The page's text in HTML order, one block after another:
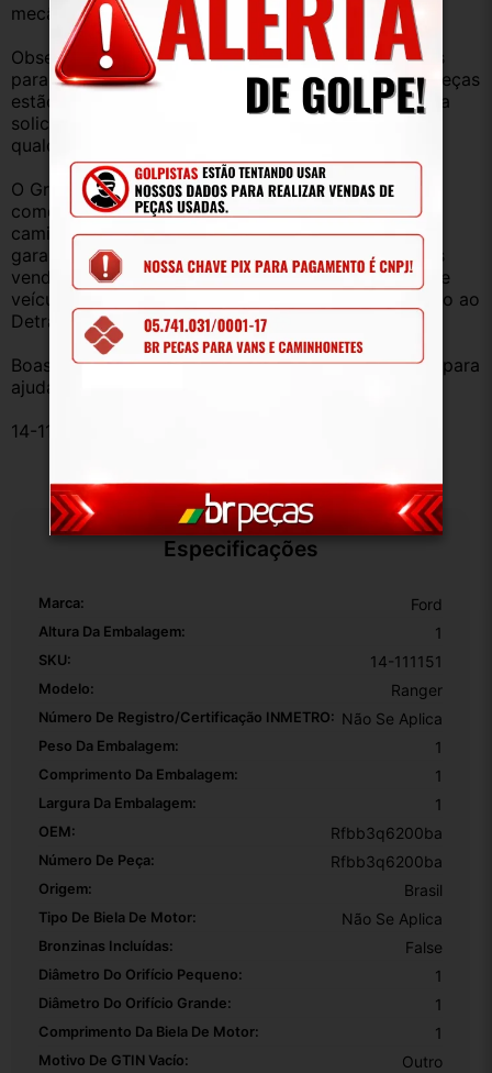
mecânica, lataria, acessórios, entre outros.
Observação: Considerando que recebemos veículos
para retirada de peças diariamente, nem todas as peças
estão anunciadas, desta forma, fique à vontade para
solicitar qualquer peça, de qualquer veículo, em
qualquer um de nossos anúncios.
O Grupo Br Truck Peças está há 25 anos
comercializando peças para caminhões, vans,
caminhonetes, automóveis e utilitários. Todas com
garantia de procedência e funcionamento. Produtos
vendidos somente com Nota Fiscal e proveniente de
veículo sucata – TODOS devidamente baixados junto ao
Detran.
Boas compras e sempre que precisar estamos aqui para
ajudar!
14-111151
Especificações
Marca: Ford
Altura Da Embalagem: 1
SKU: 14-111151
Modelo: Ranger
Número De Registro/certificação INMETRO: Não Se Aplica
Peso Da Embalagem: 1
Comprimento Da Embalagem: 1
Largura Da Embalagem: 1
OEM: Rfbb3q6200ba
Número De Peça: Rfbb3q6200ba
Origem: Brasil
Tipo De Biela De Motor: Não Se Aplica
Bronzinas Incluídas: False
Diâmetro Do Orifício Pequeno: 1
Diâmetro Do Orifício Grande: 1
Comprimento Da Biela De Motor: 1
Motivo De GTIN Vacío: Outro